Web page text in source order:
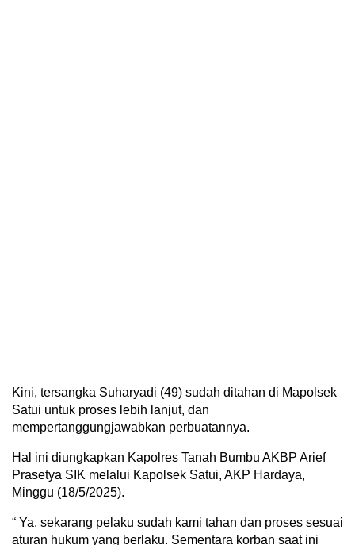
Kini, tersangka Suharyadi (49) sudah ditahan di Mapolsek
Satui untuk proses lebih lanjut, dan
mempertanggungjawabkan perbuatannya.
Hal ini diungkapkan Kapolres Tanah Bumbu AKBP Arief
Prasetya SIK melalui Kapolsek Satui, AKP Hardaya,
Minggu (18/5/2025).
“ Ya, sekarang pelaku sudah kami tahan dan proses sesuai
aturan hukum yang berlaku. Sementara korban saat ini